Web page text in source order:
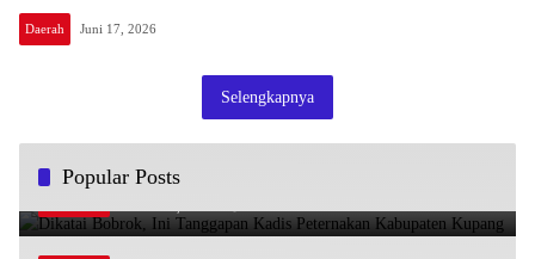
Daerah Juni 17, 2026
Selengkapnya
Popular Posts
1
Kabupaten Kupang